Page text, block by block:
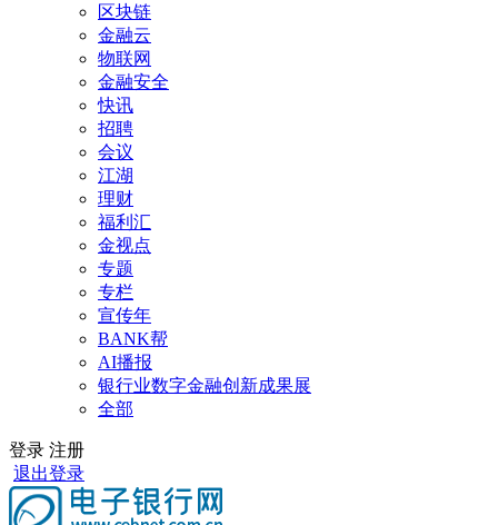
区块链
金融云
物联网
金融安全
快讯
招聘
会议
江湖
理财
福利汇
金视点
专题
专栏
宣传年
BANK帮
AI播报
银行业数字金融创新成果展
全部
登录 注册
退出登录